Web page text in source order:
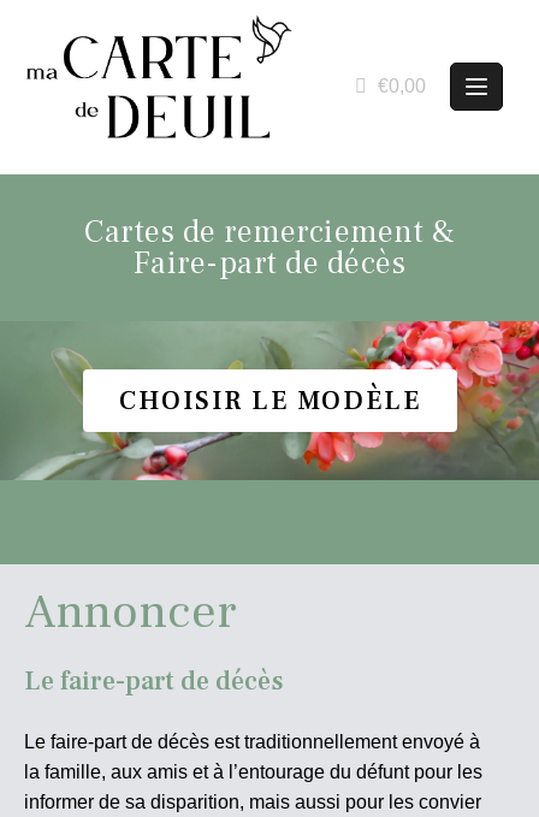
€0,00
Cartes de remerciement &
Faire-part de décès
CHOISIR LE MODÈLE
Annoncer
Le faire-part de décès
Le faire-part de décès est traditionnellement envoyé à
la famille, aux amis et à l’entourage du défunt pour les
informer de sa disparition, mais aussi pour les convier